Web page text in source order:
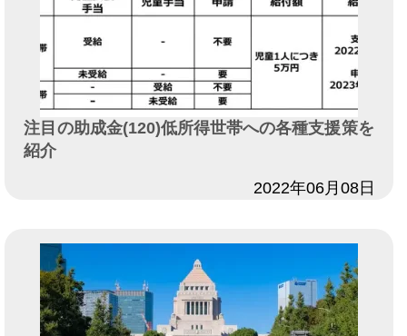
注目の助成金(120)低所得世帯への各種支援策を
紹介
2022年06月08日